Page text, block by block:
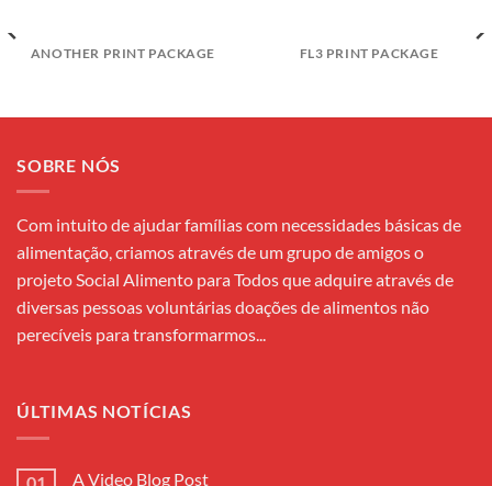
ANOTHER PRINT PACKAGE FL3 PRINT PACKAGE
SOBRE NÓS
Com intuito de ajudar famílias com necessidades básicas de
alimentação, criamos através de um grupo de amigos o
projeto Social Alimento para Todos que adquire através de
diversas pessoas voluntárias doações de alimentos não
perecíveis para transformarmos...
ÚLTIMAS NOTÍCIAS
01 A Video Blog Post